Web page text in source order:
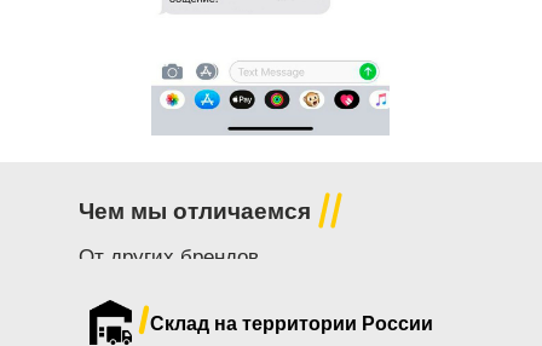
Чем мы отличаемся
От других брендов
Склад на территории России